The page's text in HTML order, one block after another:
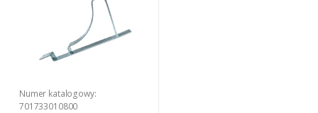
Numer katalogowy:
701733010800